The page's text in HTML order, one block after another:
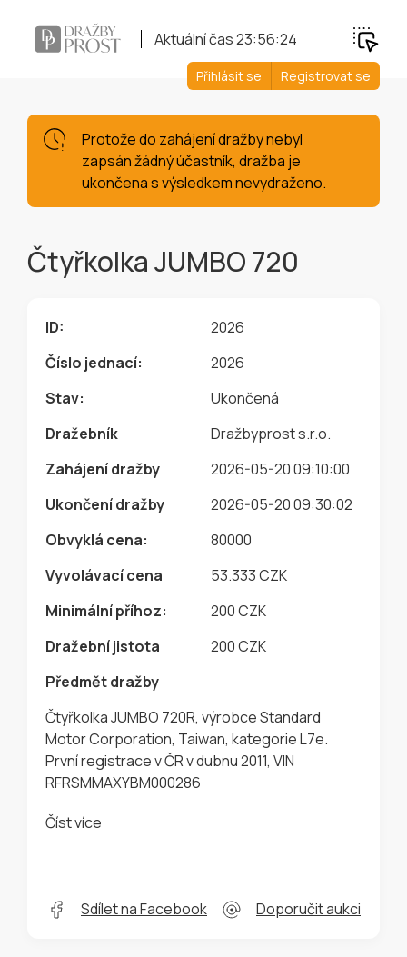
Aktuální čas23:56:25
Přihlásit se Registrovat se
Protože do zahájení dražby nebyl
zapsán žádný účastník, dražba je
ukončena s výsledkem nevydraženo.
Čtyřkolka JUMBO 720
ID:
2026
Číslo jednací:
2026
Stav:
Ukončená
Dražebník
Dražbyprost s.r.o.
Zahájení dražby
2026-05-20 09:10:00
Ukončení dražby
2026-05-20 09:30:02
Obvyklá cena:
80000
Vyvolávací cena
53.333 CZK
Minimální příhoz:
200 CZK
Dražební jistota
200 CZK
Předmět dražby
Čtyřkolka JUMBO 720R, výrobce Standard
Motor Corporation, Taiwan, kategorie L7e.
První registrace v ČR v dubnu 2011, VIN
RFRSMMAXYBM000286
Číst více
Sdílet na Facebook Doporučit aukci